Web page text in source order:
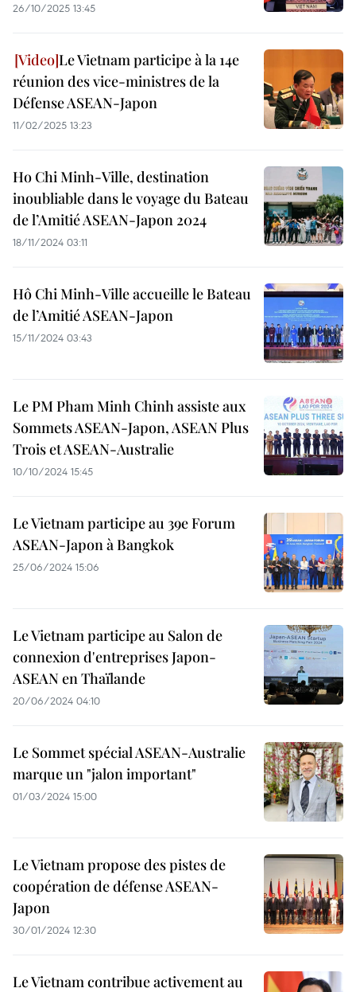
26/10/2025 13:45
Le Vietnam participe à la 14e
réunion des vice-ministres de la
Défense ASEAN-Japon
11/02/2025 13:23
Ho Chi Minh-Ville, destination
inoubliable dans le voyage du Bateau
de l’Amitié ASEAN-Japon 2024
18/11/2024 03:11
Hô Chi Minh-Ville accueille le Bateau
de l’Amitié ASEAN-Japon
15/11/2024 03:43
Le PM Pham Minh Chinh assiste aux
Sommets ASEAN-Japon, ASEAN Plus
Trois et ASEAN-Australie
10/10/2024 15:45
Le Vietnam participe au 39e Forum
ASEAN-Japon à Bangkok
25/06/2024 15:06
Le Vietnam participe au Salon de
connexion d'entreprises Japon-
ASEAN en Thaïlande
20/06/2024 04:10
Le Sommet spécial ASEAN-Australie
marque un "jalon important"
01/03/2024 15:00
Le Vietnam propose des pistes de
coopération de défense ASEAN-
Japon
30/01/2024 12:30
Le Vietnam contribue activement au